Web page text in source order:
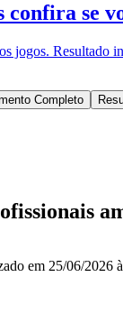
confira se
jogos. Resultado
Completo
em 25/06/2026